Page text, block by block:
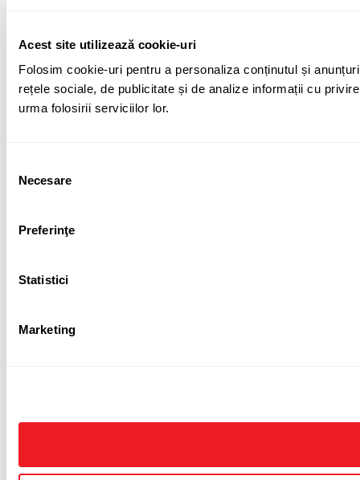
Acest site utilizează cookie-uri
Folosim cookie-uri pentru a personaliza conținutul și
rețele sociale, de publicitate și de analize informații cu
urma folosirii serviciilor lor.
consimțământului
Necesare
Preferinţe
Statistici
Marketing